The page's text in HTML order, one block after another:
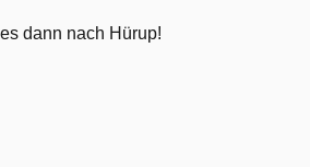
dann nach Hürup!